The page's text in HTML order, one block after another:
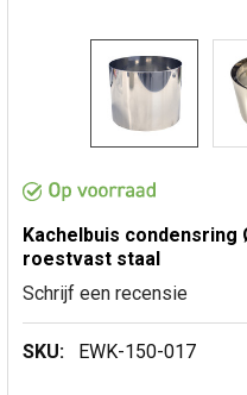
Kachelbuis condensring
roestvast staal
Schrijf een recensie
SKU: EWK-150-017